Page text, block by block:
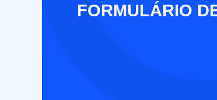
FORMULÁRIO